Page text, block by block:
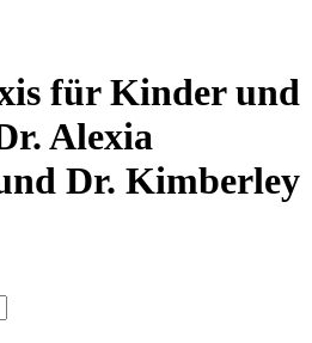
für Kinder und
Alexia
Dr. Kimberley